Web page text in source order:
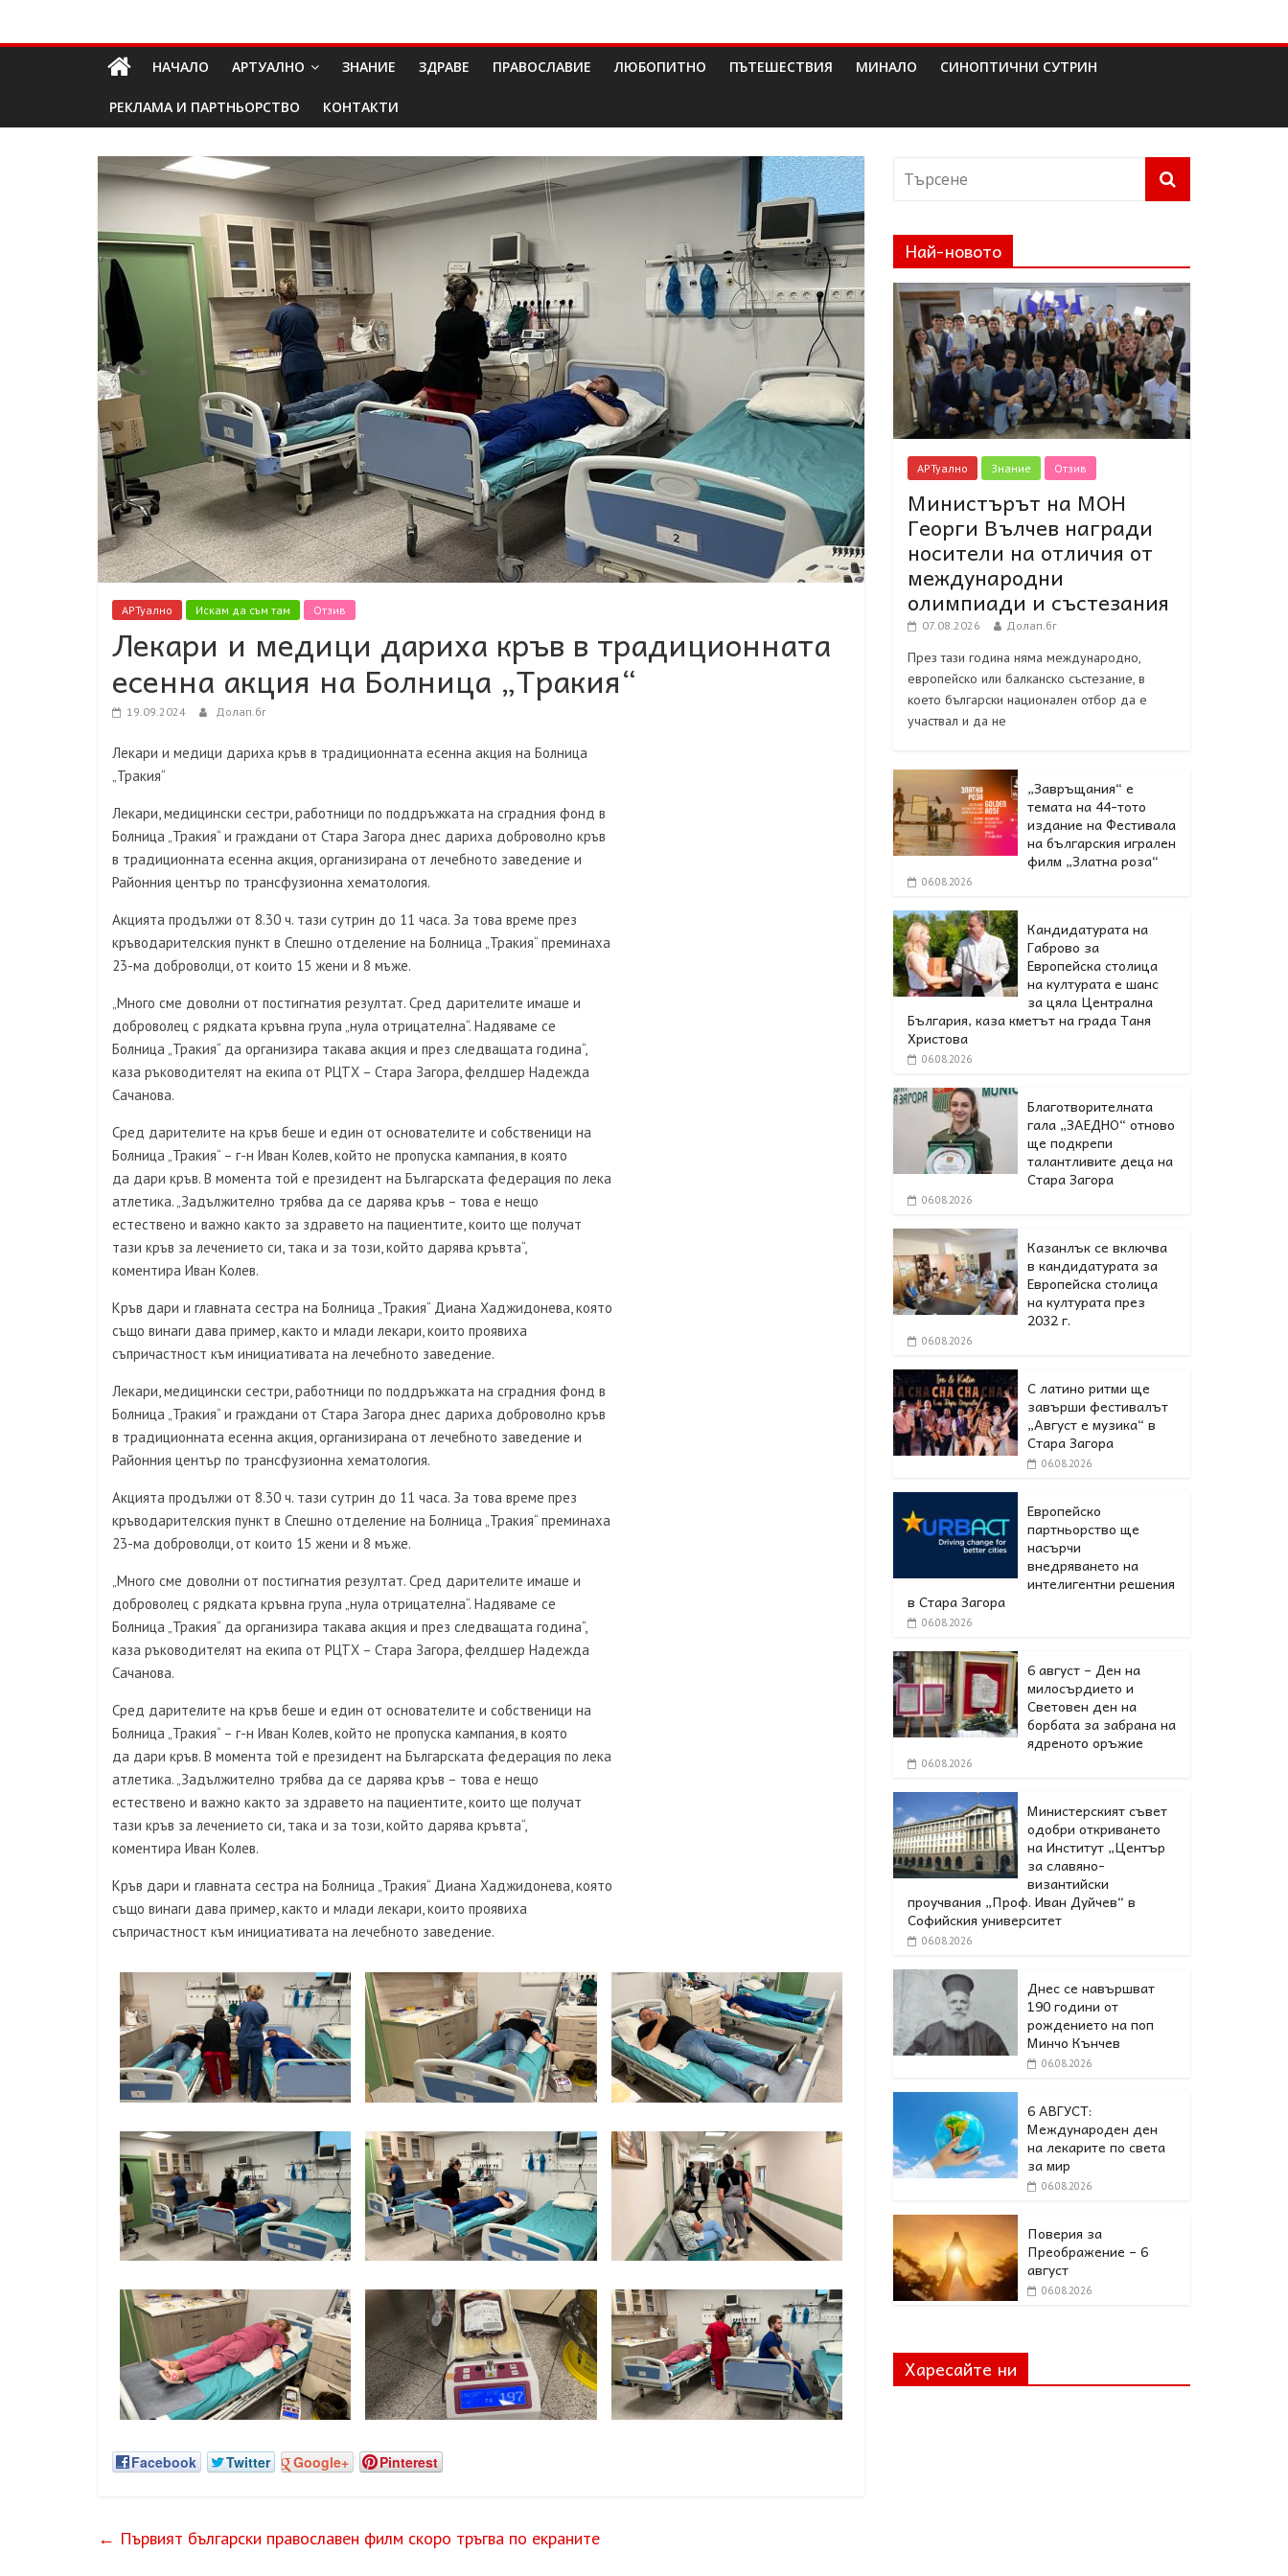
Долап
БГ
изкуство|
пътешествия|
събития|
кухня|
реклама|
минало|
НАЧАЛО АРТУАЛНО ЗНАНИЕ ЗДРАВЕ ПРАВОСЛАВИЕ ЛЮБОПИТНО ПЪТЕШЕСТВИЯ МИНАЛО СИНОПТИЧНИ СУТРИН
РЕКЛАМА И ПАРТНЬОРСТВО КОНТАКТИ
АРТуално Искам да съм там Отзив
Лекари и медици дариха кръв в традиционната
есенна акция на Болница „Тракия“
19.09.2024 Долап.бг
Лекари и медици дариха кръв в традиционната есенна акция на Болница
„Тракия“
Лекари, медицински сестри, работници по поддръжката на сградния фонд в
Болница „Тракия“ и граждани от Стара Загора днес дариха доброволно кръв
в традиционната есенна акция, организирана от лечебното заведение и
Районния център по трансфузионна хематология.
Акцията продължи от 8.30 ч. тази сутрин до 11 часа. За това време през
кръводарителския пункт в Спешно отделение на Болница „Тракия“ преминаха
23-ма доброволци, от които 15 жени и 8 мъже.
„Много сме доволни от постигнатия резултат. Сред дарителите имаше и
доброволец с рядката кръвна група „нула отрицателна“. Надяваме се
Болница „Тракия“ да организира такава акция и през следващата година“,
каза ръководителят на екипа от РЦТХ – Стара Загора, фелдшер Надежда
Сачанова.
Сред дарителите на кръв беше и един от основателите и собственици на
Болница „Тракия“ – г-н Иван Колев, който не пропуска кампания, в която
да дари кръв. В момента той е президент на Българската федерация по лека
атлетика. „Задължително трябва да се дарява кръв – това е нещо
естествено и важно както за здравето на пациентите, които ще получат
тази кръв за лечението си, така и за този, който дарява кръвта“,
коментира Иван Колев.
Кръв дари и главната сестра на Болница „Тракия“ Диана Хаджидонева, която
също винаги дава пример, както и млади лекари, които проявиха
съпричастност към инициативата на лечебното заведение.
Лекари, медицински сестри, работници по поддръжката на сградния фонд в
Болница „Тракия“ и граждани от Стара Загора днес дариха доброволно кръв
в традиционната есенна акция, организирана от лечебното заведение и
Районния център по трансфузионна хематология.
Акцията продължи от 8.30 ч. тази сутрин до 11 часа. За това време през
кръводарителския пункт в Спешно отделение на Болница „Тракия“ преминаха
23-ма доброволци, от които 15 жени и 8 мъже.
„Много сме доволни от постигнатия резултат. Сред дарителите имаше и
доброволец с рядката кръвна група „нула отрицателна“. Надяваме се
Болница „Тракия“ да организира такава акция и през следващата година“,
каза ръководителят на екипа от РЦТХ – Стара Загора, фелдшер Надежда
Сачанова.
Сред дарителите на кръв беше и един от основателите и собственици на
Болница „Тракия“ – г-н Иван Колев, който не пропуска кампания, в която
да дари кръв. В момента той е президент на Българската федерация по лека
атлетика. „Задължително трябва да се дарява кръв – това е нещо
естествено и важно както за здравето на пациентите, които ще получат
тази кръв за лечението си, така и за този, който дарява кръвта“,
коментира Иван Колев.
Кръв дари и главната сестра на Болница „Тракия“ Диана Хаджидонева, която
също винаги дава пример, както и млади лекари, които проявиха
съпричастност към инициативата на лечебното заведение.
Facebook Twitter Google+ Pinterest
← Първият български православен филм скоро тръгва по екраните
Най-новото
АРТуално Знание Отзив
Министърът на МОН
Георги Вълчев награди
носители на отличия от
международни
олимпиади и състезания
07.08.2026 Долап.бг
През тази година няма международно,
европейско или балканско състезание, в
което български национален отбор да е
участвал и да не
„Завръщания“ е
темата на 44-тото
издание на Фестивала
на българския игрален
филм „Златна роза“
06.08.2026
Кандидатурата на
Габрово за
Европейска столица
на културата е шанс
за цяла Централна
България, каза кметът на града Таня
Христова
06.08.2026
Благотворителната
гала „ЗАЕДНО“ отново
ще подкрепи
талантливите деца на
Стара Загора
06.08.2026
Казанлък се включва
в кандидатурата за
Европейска столица
на културата през
2032 г.
06.08.2026
С латино ритми ще
завърши фестивалът
„Август е музика“ в
Стара Загора
06.08.2026
Европейско
партньорство ще
насърчи
внедряването на
интелигентни решения
в Стара Загора
06.08.2026
6 август – Ден на
милосърдието и
Световен ден на
борбата за забрана на
ядреното оръжие
06.08.2026
Министерският съвет
одобри откриването
на Институт „Център
за славяно-
византийски
проучвания „Проф. Иван Дуйчев“ в
Софийския университет
06.08.2026
Днес се навършват
190 години от
рождението на поп
Минчо Кънчев
06.08.2026
6 АВГУСТ:
Международен ден
на лекарите по света
за мир
06.08.2026
Поверия за
Преображение – 6
август
06.08.2026
Харесайте ни